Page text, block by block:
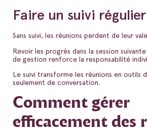
Faire un suivi régulier
Sans suivi, les réunions perdent de leur
Revoir les progrès dans la session
de gestion renforce la responsabilité
Le suivi transforme les réunions en outils
seulement de conversation.
Comment gérer
efficacement des